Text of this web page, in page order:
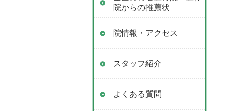
院からの推薦状
院情報・アクセス
スタッフ紹介
よくある質問